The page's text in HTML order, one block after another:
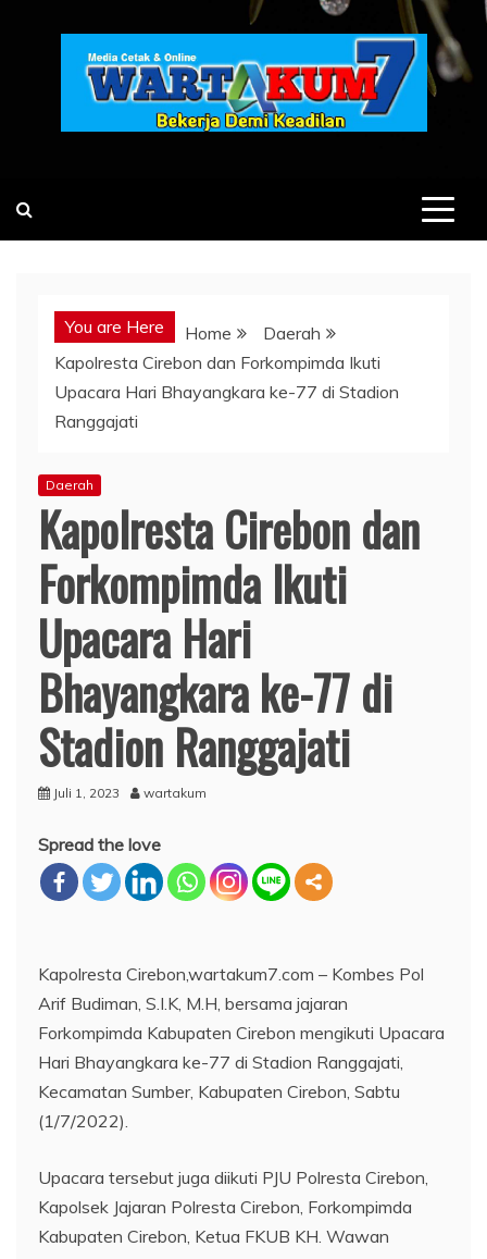
You are Here Home
Daerah
Kapolresta Cirebon dan Forkompimda Ikuti
Upacara Hari Bhayangkara ke-77 di Stadion
Ranggajati
Daerah
Kapolresta Cirebon dan
Forkompimda Ikuti
Upacara Hari
Bhayangkara ke-77 di
Stadion Ranggajati
Juli 1, 2023 wartakum
Spread the love
Kapolresta Cirebon,wartakum7.com – Kombes Pol
Arif Budiman, S.I.K, M.H, bersama jajaran
Forkompimda Kabupaten Cirebon mengikuti Upacara
Hari Bhayangkara ke-77 di Stadion Ranggajati,
Kecamatan Sumber, Kabupaten Cirebon, Sabtu
(1/7/2022).
Upacara tersebut juga diikuti PJU Polresta Cirebon,
Kapolsek Jajaran Polresta Cirebon, Forkompimda
Kabupaten Cirebon, Ketua FKUB KH. Wawan